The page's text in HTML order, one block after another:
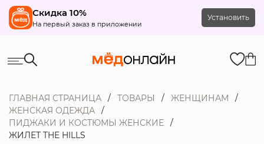
Скидка 10%
На первый заказ в приложении
Установить
ГЛАВНАЯ СТРАНИЦА ТОВАРЫ
ЖЕНЩИНАМ
ЖЕНСКАЯ ОДЕЖДА
ПИДЖАКИ И КОСТЮМЫ ЖЕНСКИЕ
ЖИЛЕТ THE HILLS